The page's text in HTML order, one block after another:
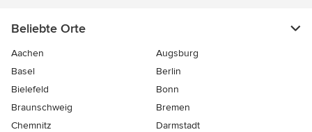
Beliebte Orte
Aachen
Augsburg
Basel
Berlin
Bielefeld
Bonn
Braunschweig
Bremen
Chemnitz
Darmstadt